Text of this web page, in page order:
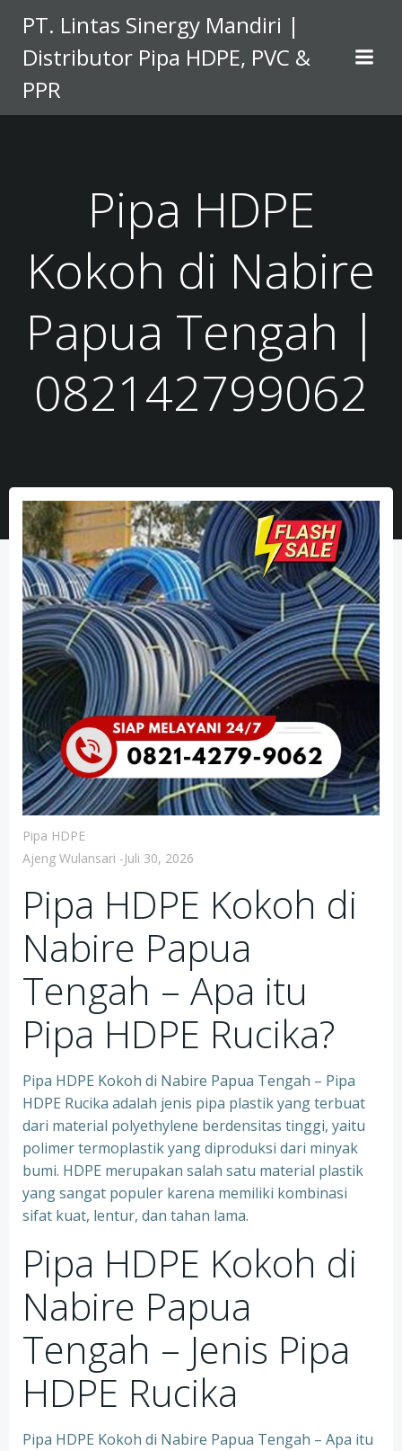
to
content
PT. Lintas Sinergy Mandiri |
Distributor Pipa HDPE, PVC &
PPR
Pipa HDPE
Kokoh di Nabire
Papua Tengah |
082142799062
Pipa HDPE
Ajeng Wulansari -Juli 30, 2026
Pipa HDPE Kokoh di
Nabire Papua
Tengah – Apa itu
Pipa HDPE Rucika?
Pipa HDPE Kokoh di Nabire Papua Tengah – Pipa
HDPE Rucika adalah jenis pipa plastik yang terbuat
dari material polyethylene berdensitas tinggi, yaitu
polimer termoplastik yang diproduksi dari minyak
bumi. HDPE merupakan salah satu material plastik
yang sangat populer karena memiliki kombinasi
sifat kuat, lentur, dan tahan lama.
Pipa HDPE Kokoh di
Nabire Papua
Tengah – Jenis Pipa
HDPE Rucika
Pipa HDPE Kokoh di Nabire Papua Tengah – Apa itu